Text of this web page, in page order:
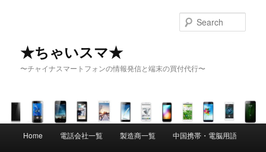
★ちゃいスマ★
〜チャイナスマートフォンの情報発信と端末の買付代行〜
Skip to primary content
Skip to secondary content
Home 電話会社一覧 製造商一覧 中国携帯・電脳用語